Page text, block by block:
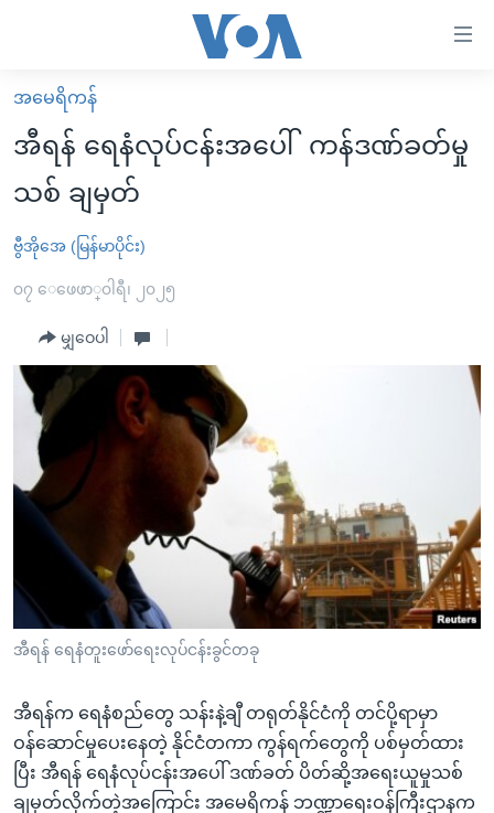
လွယ်ကူ
စေ
သည့်
များ
ပင်မ
ကျော်
ကြည့်
စာမျက်နှာ
သို့
ကျော်
ကြည့်
ရှာဖွေ
ရန်
နေရာ
သို့
မူလစာမျက်နှာ
မြန်မာ
ကမ္ဘာ့သတင်းများ
နိုင်ငံတကာ
အစ္စရေး-ပါလက်စတိုင်း
ဗွီဒီယို
သတင်းလွတ်လပ်ခွင့်
အင်္ဂလိပ်စာလေ့လာမယ်
အမေရိကန်သုံးအီဒီယံ
မကြေးမုံရဲ့ အင်္ဂလိပ်စာ
ရုပ်ရှင်ထဲက အင်္ဂလိပ်စာ
သုတပဒေသာ အင်္ဂလိပ်စာ
အပတ်စဉ်ကဏ္ဍများ
ရေဒီယို
တီဗွီ
ရေဒီယိုနှင့်ရုပ်သံ အချက်အလက်များ
ရေဒီယို/တီဗွီအစီအစဉ်
Learning English
ဗွီအိုအေ လူမှုကွန်ယက်များ
ဘာသာစကားများ
အမေရိကန်
အီရန် ရေနံလုပ်ငန်းအပေါ် ကန်ဒဏ်ခတ်မှု
သစ် ချမှတ်
ဗွီအိုအေ (မြန်မာပိုင်း)
၀၇ ေဖေဖာ္၀ါရီ၊ ၂၀၂၅
မျှဝေပါ
အီရန် ရေနံတူးဖော်ရေးလုပ်ငန်းခွင်တခု
အီရန်က ရေနံစည်တွေ သန်းနဲ့ချီ တရုတ်နိုင်ငံကို တင်ပို့ရာမှာ
ဝန်ဆောင်မှုပေးနေတဲ့ နိုင်ငံတကာ ကွန်ရက်တွေကို ပစ်မှတ်ထား
ပြီး အီရန် ရေနံလုပ်ငန်းအပေါ် ဒဏ်ခတ် ပိတ်ဆို့အရေးယူမှုသစ်
ချမှတ်လိုက်တဲ့အကြောင်း အမေရိကန် ဘဏ္ဍာရေးဝန်ကြီးဌာနက